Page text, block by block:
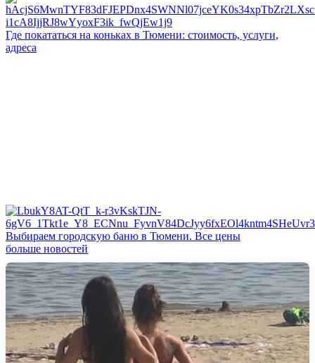
Где покататься на коньках в Тюмени: стоимость, услуги,
адреса
Выбираем городскую баню в Тюмени. Все цены
больше новостей